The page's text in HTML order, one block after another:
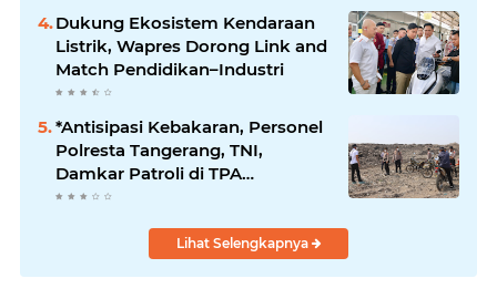
Dukung Ekosistem Kendaraan
Listrik, Wapres Dorong Link and
Match Pendidikan–Industri
*Antisipasi Kebakaran, Personel
Polresta Tangerang, TNI,
Damkar Patroli di TPA
Jatiwaringin*
Lihat Selengkapnya